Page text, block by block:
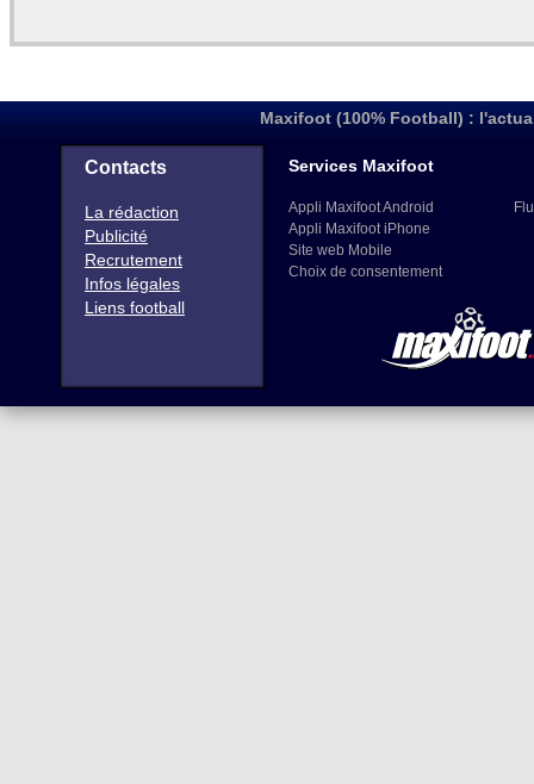
Maxifoot (100% Football) :
Contacts
La rédaction
Publicité
Recrutement
Infos légales
Liens football
Services Maxifoot
Appli Maxifoot Android
Appli Maxifoot iPhone
Site web Mobile
Choix de consentement